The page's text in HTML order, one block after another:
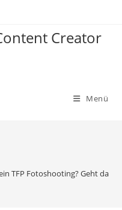
Creator
Menü
TFP Fotoshooting? Geht das